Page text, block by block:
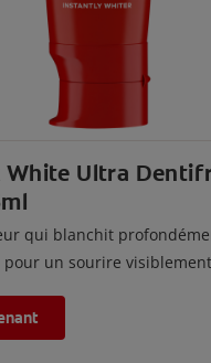
White Ultra
qui blanchit
pour un sourire